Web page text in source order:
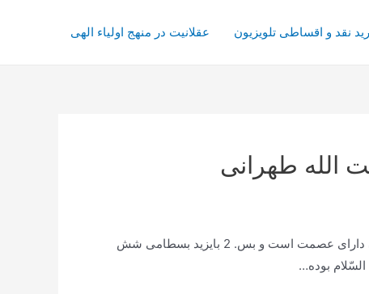
نقد و اقساطی تلویزیون عقلانیت در منهج اولیاء الهی
الله طهرانی
توضیحاتفقره دعا: اِذَا رَأيتُ مَولاي ذُنُوبِي فَزِعتُ، وَ اِذَا رَأيتُ كَرَمَكَ طَمِعتُ 1 در مکتب شیعه فقط چهارده نفر هستند که کلامشان دارای عصمت است و بس. 2 بایزید بسطامی شش